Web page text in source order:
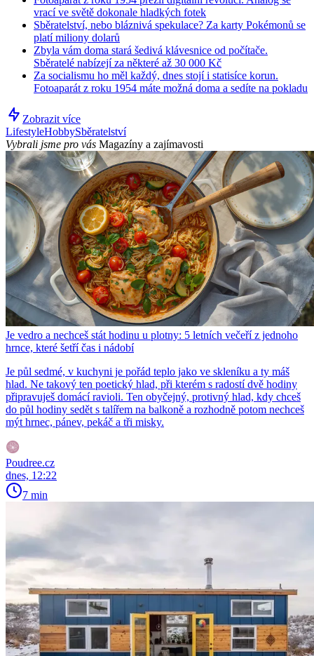
vrací ve světě dokonale hladkých fotek
Sběratelství, nebo bláznivá spekulace? Za karty Pokémonů se
platí miliony dolarů
Zbyla vám doma stará šedivá klávesnice od počítače.
Sběratelé nabízejí za některé až 30 000 Kč
Za socialismu ho měl každý, dnes stojí i statisíce korun.
Fotoaparát z roku 1954 máte možná doma a sedíte na pokladu
Zobrazit více
LifestyleHobbySběratelství
Vybrali jsme pro vás Magazíny a zajímavosti
Je vedro a nechceš stát hodinu u plotny: 5 letních večeří z jednoho
hrnce, které šetří čas i nádobí
Je půl sedmé, v kuchyni je pořád teplo jako ve skleníku a ty máš
hlad. Ne takový ten poetický hlad, při kterém s radostí dvě hodiny
připravuješ domácí ravioli. Ten obyčejný, protivný hlad, kdy chceš
do půl hodiny sedět s talířem na balkoně a rozhodně potom nechceš
mýt hrnec, pánev, pekáč a tři misky.
Poudree.cz
dnes, 12:22
7 min